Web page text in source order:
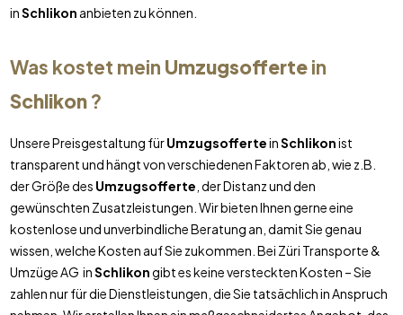
inSchlikon anbieten zu können.
Was kostet mein Umzugsoffertein
Schlikon?
Unsere Preisgestaltung fürUmzugsofferteinSchlikonist
transparent und hängt von verschiedenen Faktoren ab, wie z.B.
der Größe des Umzugsofferte , der Distanz und den
gewünschten Zusatzleistungen. Wir bieten Ihnen gerne eine
kostenlose und unverbindliche Beratung an, damit Sie genau
wissen, welche Kosten auf Sie zukommen. Bei Züri Transporte &
Umzüge AG inSchlikongibt es keine versteckten Kosten – Sie
zahlen nur für die Dienstleistungen, die Sie tatsächlich in Anspruch